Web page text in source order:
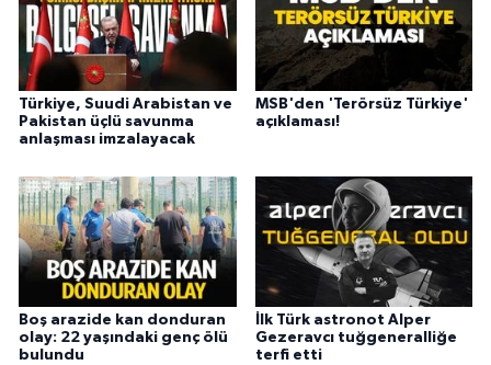
Türkiye, Suudi Arabistan ve
Pakistan üçlü savunma
anlaşması imzalayacak
MSB'den 'Terörsüz Türkiye'
açıklaması!
Boş arazide kan donduran
olay: 22 yaşındaki genç ölü
bulundu
İlk Türk astronot Alper
Gezeravcı tuğgeneralliğe
terfi etti